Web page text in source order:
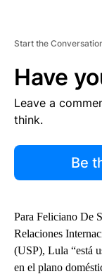
Start the
Have
Leave a
think.
Be
Para Feliciano De
Relaciones
(USP), Lula “está
en el plano